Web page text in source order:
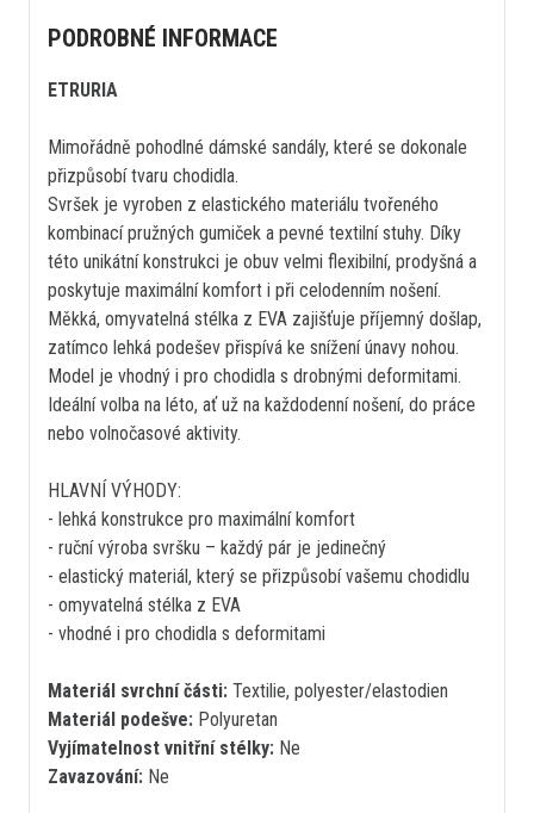
PODROBNÉ INFORMACE
ETRURIA
Mimořádně pohodlné dámské sandály, které se dokonale
přizpůsobí tvaru chodidla.
Svršek je vyroben z elastického materiálu tvořeného
kombinací pružných gumiček a pevné textilní stuhy. Díky
této unikátní konstrukci je obuv velmi flexibilní, prodyšná a
poskytuje maximální komfort i při celodenním nošení.
Měkká, omyvatelná stélka z EVA zajišťuje příjemný došlap,
zatímco lehká podešev přispívá ke snížení únavy nohou.
Model je vhodný i pro chodidla s drobnými deformitami.
Ideální volba na léto, ať už na každodenní nošení, do práce
nebo volnočasové aktivity.
HLAVNÍ VÝHODY:
- lehká konstrukce pro maximální komfort
- ruční výroba svršku – každý pár je jedinečný
- elastický materiál, který se přizpůsobí vašemu chodidlu
- omyvatelná stélka z EVA
- vhodné i pro chodidla s deformitami
Materiál svrchní části: Textilie, polyester/elastodien
Materiál podešve: Polyuretan
Vyjímatelnost vnitřní stélky: Ne
Zavazování: Ne